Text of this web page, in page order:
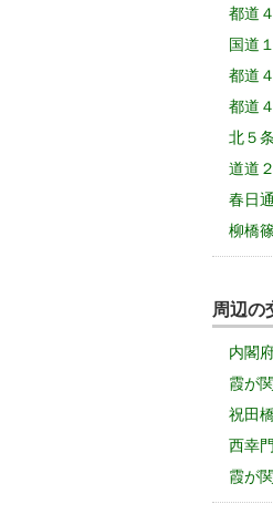
都道
国道
都道
都道
北５
道道
春日
柳橋
周辺の
内閣
霞が
祝田
西幸
霞が